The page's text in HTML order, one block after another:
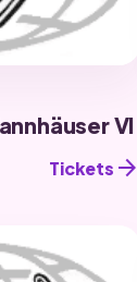
VI
Tickets arrow_forward